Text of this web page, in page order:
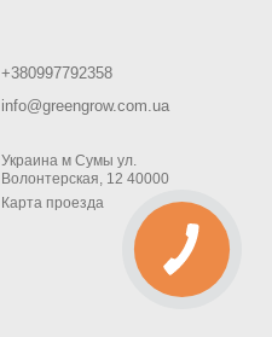
+380997792358
info@greengrow.com.ua
Украина м Сумы ул.
Волонтерская, 12 40000
Карта проезда